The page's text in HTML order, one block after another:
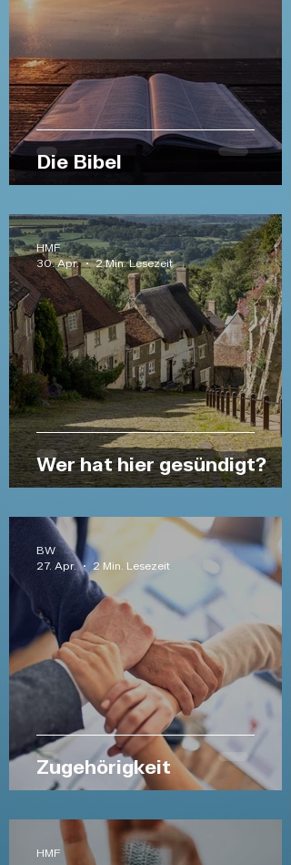
Die Bibel
Wer hat hier gesündigt?
HMF
30. Apr.
2 Min. Lesezeit
Zugehörigkeit
BW
27. Apr.
2 Min. Lesezeit
HMF